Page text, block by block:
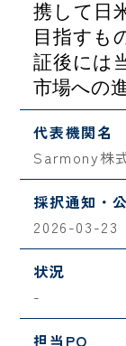
携して日
目指すも
証後には
市場への
代表機関名
Sarmony株
採択通知・
2026-03-23
状況
-
担当PO